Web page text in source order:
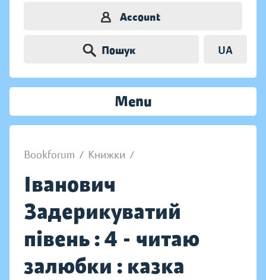
Account
Пошук UA
Menu
Bookforum / Книжки /
Іванович
Задерикуватий
півень : 4 - читаю
залюбки : казка